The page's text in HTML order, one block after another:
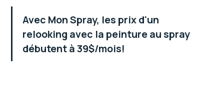
Avec Mon Spray, les prix d'un
relooking avec la peinture au spray
débutent à 39$/mois!